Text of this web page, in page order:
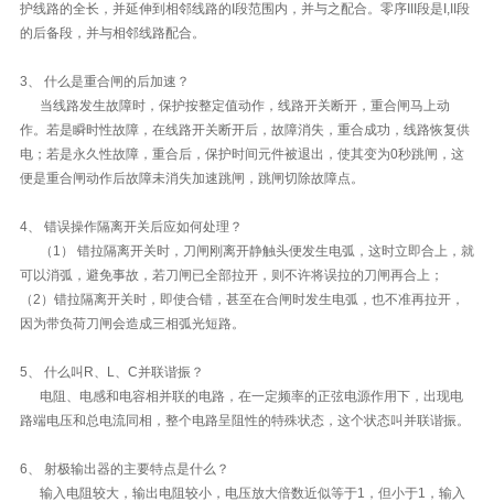
护线路的全长，并延伸到相邻线路的I段范围内，并与之配合。零序III段是I,II段
的后备段，并与相邻线路配合。
3、 什么是重合闸的后加速？
当线路发生故障时，保护按整定值动作，线路开关断开，重合闸马上动
作。若是瞬时性故障，在线路开关断开后，故障消失，重合成功，线路恢复供
电；若是永久性故障，重合后，保护时间元件被退出，使其变为0秒跳闸，这
便是重合闸动作后故障未消失加速跳闸，跳闸切除故障点。
4、 错误操作隔离开关后应如何处理？
（1） 错拉隔离开关时，刀闸刚离开静触头便发生电弧，这时立即合上，就
可以消弧，避免事故，若刀闸已全部拉开，则不许将误拉的刀闸再合上；
（2）错拉隔离开关时，即使合错，甚至在合闸时发生电弧，也不准再拉开，
因为带负荷刀闸会造成三相弧光短路。
5、 什么叫R、L、C并联谐振？
电阻、电感和电容相并联的电路，在一定频率的正弦电源作用下，出现电
路端电压和总电流同相，整个电路呈阻性的特殊状态，这个状态叫并联谐振。
6、 射极输出器的主要特点是什么？
输入电阻较大，输出电阻较小，电压放大倍数近似等于1，但小于1，输入